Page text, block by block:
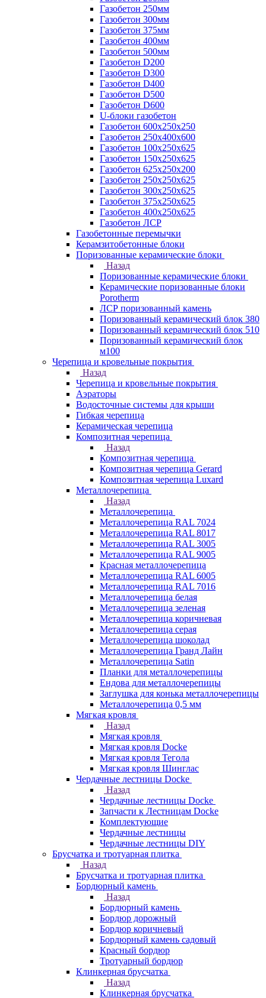
Газобетон 250мм
Газобетон 300мм
Газобетон 375мм
Газобетон 400мм
Газобетон 500мм
Газобетон D200
Газобетон D300
Газобетон D400
Газобетон D500
Газобетон D600
U-блоки газобетон
Газобетон 600x250x250
Газобетон 250x400x600
Газобетон 100х250х625
Газобетон 150х250х625
Газобетон 625х250х200
Газобетон 250х250х625
Газобетон 300х250х625
Газобетон 375х250х625
Газобетон 400х250х625
Газобетон ЛСР
Газобетонные перемычки
Керамзитобетонные блоки
Поризованные керамические блоки
Назад
Поризованные керамические блоки
Керамические поризованные блоки
Porotherm
ЛСР поризованный камень
Поризованный керамический блок 380
Поризованный керамический блок 510
Поризованный керамический блок
м100
Черепица и кровельные покрытия
Назад
Черепица и кровельные покрытия
Аэраторы
Водосточные системы для крыши
Гибкая черепица
Керамическая черепица
Композитная черепица
Назад
Композитная черепица
Композитная черепица Gerard
Композитная черепица Luxard
Металлочерепица
Назад
Металлочерепица
Металлочерепица RAL 7024
Металлочерепица RAL 8017
Металлочерепица RAL 3005
Металлочерепица RAL 9005
Красная металлочерепица
Металлочерепица RAL 6005
Металлочерепица RAL 7016
Металлочерепица белая
Металлочерепица зеленая
Металлочерепица коричневая
Металлочерепица серая
Металлочерепица шоколад
Металлочерепица Гранд Лайн
Металлочерепица Satin
Планки для металлочерепицы
Ендова для металлочерепицы
Заглушка для конька металлочерепицы
Металлочерепица 0,5 мм
Мягкая кровля
Назад
Мягкая кровля
Мягкая кровля Docke
Мягкая кровля Тегола
Мягкая кровля Шинглас
Чердачные лестницы Docke
Назад
Чердачные лестницы Docke
Запчасти к Лестницам Docke
Комплектующие
Чердачные лестницы
Чердачные лестницы DIY
Брусчатка и тротуарная плитка
Назад
Брусчатка и тротуарная плитка
Бордюрный камень
Назад
Бордюрный камень
Бордюр дорожный
Бордюр коричневый
Бордюрный камень садовый
Красный бордюр
Тротуарный бордюр
Клинкерная брусчатка
Назад
Клинкерная брусчатка